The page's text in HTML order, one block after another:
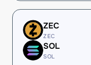
ZEC
ZEC
SOL
SOL